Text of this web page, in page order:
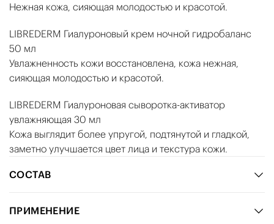
Нежная кожа, сияющая молодостью и красотой.
LIBREDERM Гиалуроновый крем ночной гидробаланс
50 мл
Увлажненность кожи восстановлена, кожа нежная,
сияющая молодостью и красотой.
LIBREDERM Гиалуроновая сыворотка-активатор
увлажняющая 30 мл
Кожа выглядит более упругой, подтянутой и гладкой,
заметно улучшается цвет лица и текстура кожи.
СОСТАВ
ПРИМЕНЕНИЕ